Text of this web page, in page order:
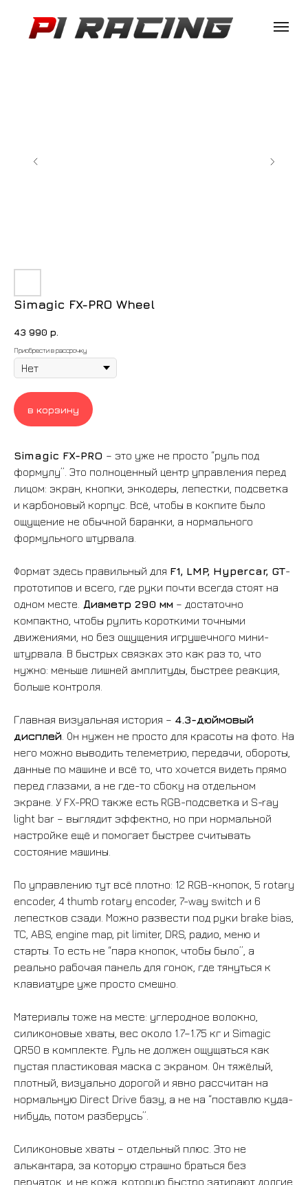
Simagic FX-PRO Wheel
43 990 р.
Приобрести в рассрочку
в корзину
Simagic FX-PRO – это уже не просто “руль под
формулу”. Это полноценный центр управления перед
лицом: экран, кнопки, энкодеры, лепестки, подсветка
и карбоновый корпус. Всё, чтобы в кокпите было
ощущение не обычной баранки, а нормального
формульного штурвала.
Формат здесь правильный для F1, LMP, Hypercar, GT-
прототипов и всего, где руки почти всегда стоят на
одном месте. Диаметр 290 мм – достаточно
компактно, чтобы рулить короткими точными
движениями, но без ощущения игрушечного мини-
штурвала. В быстрых связках это как раз то, что
нужно: меньше лишней амплитуды, быстрее реакция,
больше контроля.
Главная визуальная история – 4.3-дюймовый
дисплей . Он нужен не просто для красоты на фото. На
него можно выводить телеметрию, передачи, обороты,
данные по машине и всё то, что хочется видеть прямо
перед глазами, а не где-то сбоку на отдельном
экране. У FX-PRO также есть RGB-подсветка и S-ray
light bar – выглядит эффектно, но при нормальной
настройке ещё и помогает быстрее считывать
состояние машины.
По управлению тут всё плотно: 12 RGB-кнопок, 5 rotary
encoder, 4 thumb rotary encoder, 7-way switch и 6
лепестков сзади. Можно развести под руки brake bias,
TC, ABS, engine map, pit limiter, DRS, радио, меню и
старты. То есть не “пара кнопок, чтобы было”, а
реально рабочая панель для гонок, где тянуться к
клавиатуре уже просто смешно.
Материалы тоже на месте: углеродное волокно,
силиконовые хваты, вес около 1.7–1.75 кг и Simagic
QR50 в комплекте. Руль не должен ощущаться как
пустая пластиковая маска с экраном. Он тяжёлый,
плотный, визуально дорогой и явно рассчитан на
нормальную Direct Drive базу, а не на “поставлю куда-
нибудь, потом разберусь”.
Силиконовые хваты – отдельный плюс. Это не
алькантара, за которую страшно браться без
перчаток, и не кожа, которую быстро затирают долгие